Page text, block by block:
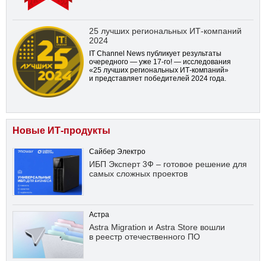
25 лучших региональных ИТ-компаний
2024
IT Channel News публикует результаты
очередного — уже 17-го! — исследования
«25 лучших региональных ИТ-компаний»
и представляет победителей 2024 года.
Новые ИТ-продукты
Сайбер Электро
ИБП Эксперт 3Ф – готовое решение для
самых сложных проектов
Астра
Astra Migration и Astra Store вошли
в реестр отечественного ПО